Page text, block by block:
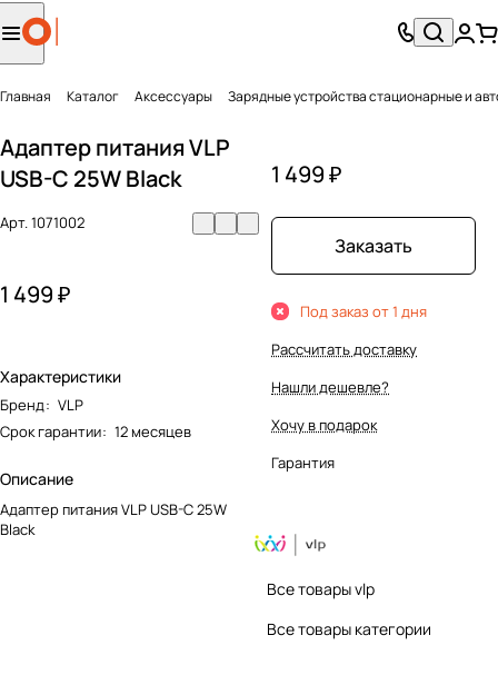
Главная Каталог Аксесcуары Зарядные устройства стационарные и
Адаптер питания VLP
USB-C 25W Black
Арт.1071002
1 499 ₽
Характеристики
Бренд: VLP
Срок гарантии: 12 месяцев
Описание
Адаптер питания VLP USB-C 25W
Black
1 499 ₽
Заказать
Под заказ от 1 дня
Рассчитать доставку
Нашли дешевле?
Хочу в подарок
Гарантия
Все товары vlp
Все товары категории